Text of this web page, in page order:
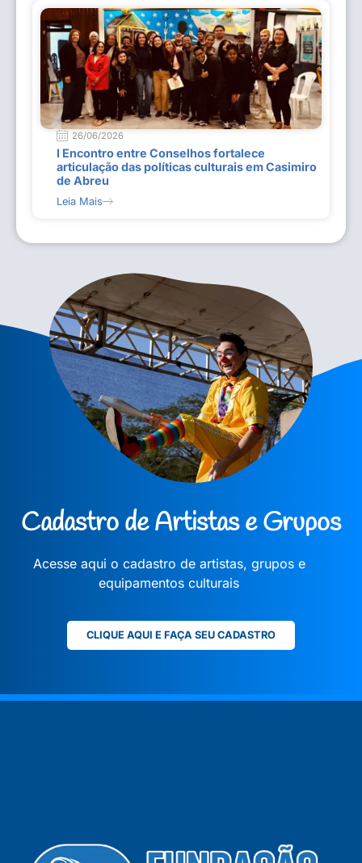
26/06/2026
I Encontro entre Conselhos fortalece
articulação das políticas culturais em Casimiro
de Abreu
Leia Mais
Cadastro de Artistas e Grupos
Acesse aqui o cadastro de artistas, grupos e
equipamentos culturais
CLIQUE AQUI E FAÇA SEU CADASTRO